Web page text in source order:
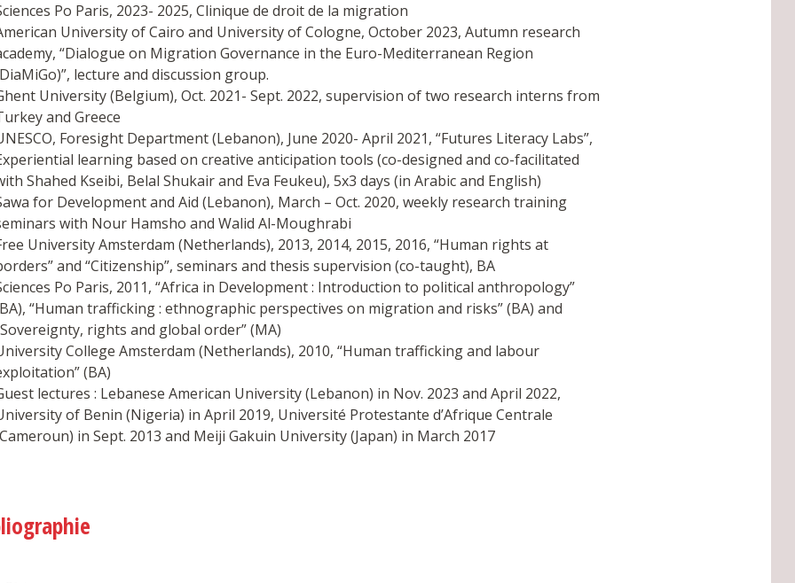
Po Paris, 2023- 2025, Clinique de droit de la migration
University of Cairo and University of Cologne, October 2023, Autumn research
“Dialogue on Migration Governance in the Euro-Mediterranean Region
lecture and discussion group.
University (Belgium), Oct. 2021- Sept. 2022, supervision of two research interns from
and Greece
Foresight Department (Lebanon), June 2020- April 2021, “Futures Literacy Labs”,
learning based on creative anticipation tools (co-designed and co-facilitated
Shahed Kseibi, Belal Shukair and Eva Feukeu), 5x3 days (in Arabic and English)
for Development and Aid (Lebanon), March – Oct. 2020, weekly research training
with Nour Hamsho and Walid Al-Moughrabi
University Amsterdam (Netherlands), 2013, 2014, 2015, 2016, “Human rights at
and “Citizenship”, seminars and thesis supervision (co-taught), BA
Po Paris, 2011, “Africa in Development : Introduction to political anthropology”
“Human trafficking : ethnographic perspectives on migration and risks” (BA) and
rights and global order” (MA)
College Amsterdam (Netherlands), 2010, “Human trafficking and labour
(BA)
lectures : Lebanese American University (Lebanon) in Nov. 2023 and April 2022,
of Benin (Nigeria) in April 2019, Université Protestante d’Afrique Centrale
in Sept. 2013 and Meiji Gakuin University (Japan) in March 2017